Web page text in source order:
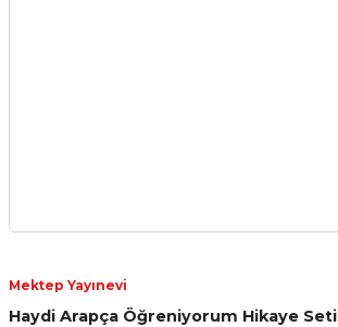
Mektep Yayınevi
Haydi Arapça Öğreniyorum Hikaye Seti